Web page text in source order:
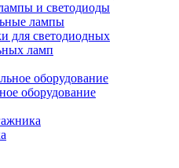
и светодиоды
лампы
для светодиодных
ламп
оборудование